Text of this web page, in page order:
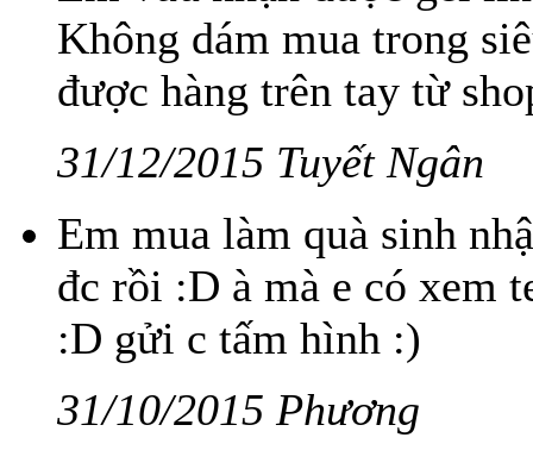
Không dám mua trong
được hàng trên tay từ
31/12/2015 Tuyết Ngân
Em mua làm quà sinh
đc rồi :D à mà e có xem
:D gửi c tấm hình :)
31/10/2015 Phương